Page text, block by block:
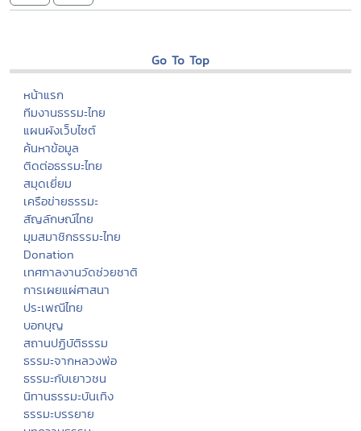
Go To Top
หน้าแรก
ทีมงานธรรมะไทย
แผนผังเว็บไซต์
ค้นหาข้อมูล
ติดต่อธรรมะไทย
สมุดเยี่ยม
เครือข่ายธรรมะ
สัญลักษณ์ไทย
มุมสมาชิกธรรมะไทย
Donation
เทศกาลงานวัดช่วยชาติ
การเผยแผ่ศาสนา
ประเพณีไทย
บอกบุญ
สถานปฏิบัติธรรม
ธรรมะจากหลวงพ่อ
ธรรมะกับเยาวชน
นิทานธรรมะบันเทิง
ธรรมะบรรยาย